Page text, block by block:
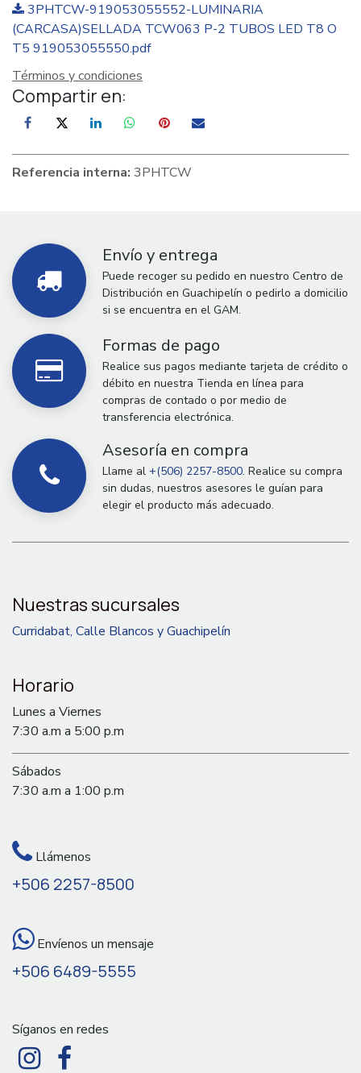
3PHTCW-919053055552-LUMINARIA
(CARCASA)SELLADA TCW063 P-2 TUBOS LED T8 O
T5 919053055550.pdf
Términos y condiciones
Compartir en:
Referencia interna: 3PHTCW
Envío y entrega
Puede recoger su pedido en nuestro Centro de
Distribución en Guachipelín o pedirlo a domicilio
si se encuentra en el GAM.
Formas de pago
Realice sus pagos mediante tarjeta de crédito o
débito en nuestra Tienda en línea para
compras de contado o por medio de
transferencia electrónica.
Asesoría en compra
Llame al +(506) 2257-8500. Realice su compra
sin dudas, nuestros asesores le guían para
elegir el producto más adecuado.
Nuestras sucursales
Curridabat, Calle Blancos y Guachipelín
Horario
Lunes a Viernes
7:30 a.m a 5:00 p.m
Sábados
7:30 a.m a 1:00 p.m
Llámenos
+506 2257-8500
Envíenos un mensaje
+506 6489-5555
Síganos en redes